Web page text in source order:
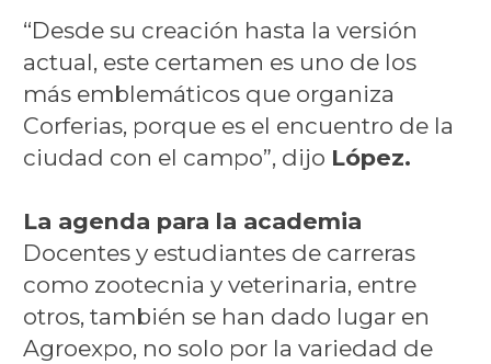
“Desde su creación hasta la versión
actual, este certamen es uno de los
más emblemáticos que organiza
Corferias, porque es el encuentro de la
ciudad con el campo”, dijo López.
La agenda para la academia
Docentes y estudiantes de carreras
como zootecnia y veterinaria, entre
otros, también se han dado lugar en
Agroexpo, no solo por la variedad de